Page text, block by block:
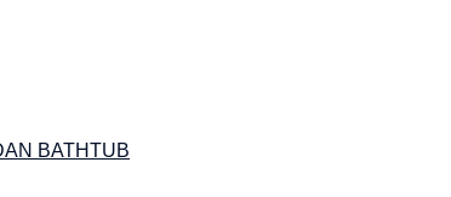
BATHTUB